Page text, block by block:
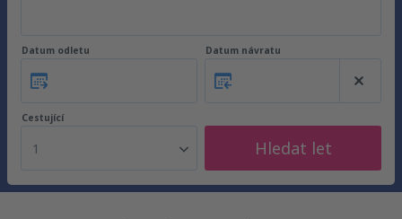
Datum odletu Datum návratu
Cestující
1 Hledat let